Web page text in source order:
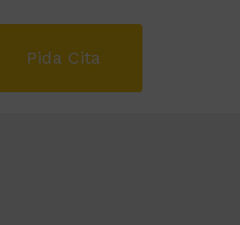
Pida Cita